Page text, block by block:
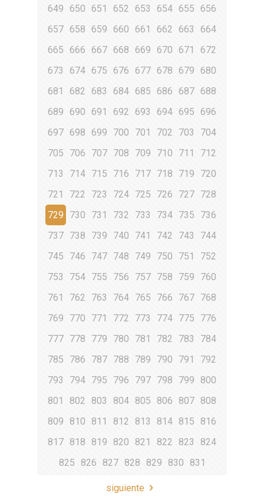
649
650 651 652 653 654 655 656
657 658 659 660 661 662 663
664
665
666 667 668 669 670 671
672
673
674 675 676 677 678 679
680
681
682 683 684 685 686 687 688
689
690 691 692 693 694 695
696
697 698 699 700 701 702 703
704
705
706 707 708 709 710 711
712
713
714 715 716 717 718 719
720
721
722 723 724 725 726 727 728
729
730 731 732 733 734 735
736
737 738 739 740 741 742 743
744
745
746 747 748 749 750 751
752
753
754 755 756 757 758 759
760
761
762 763 764 765 766 767 768
769
770 771 772 773 774 775
776
777 778 779 780 781 782 783
784
785
786 787 788 789 790 791
792
793
794 795 796 797 798 799
800
801
802 803 804 805 806 807 808
809
810 811 812 813 814 815
816
817 818 819 820 821 822 823
824
825
826 827 828 829 830 831
siguiente